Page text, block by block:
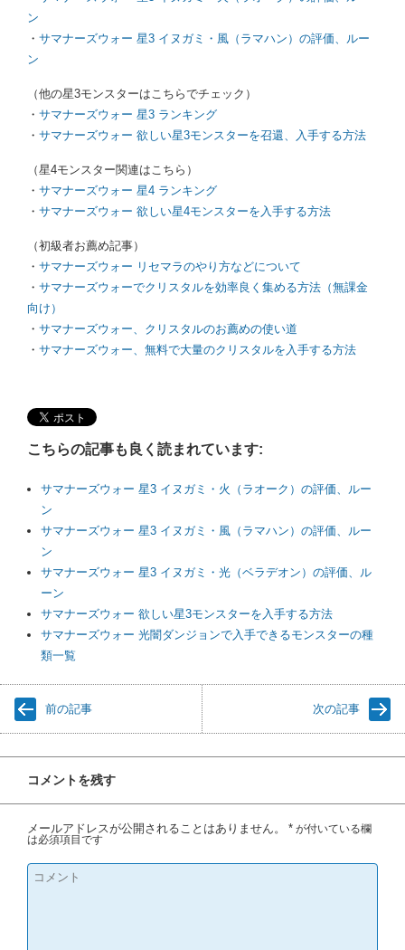
ン
・ サマナーズウォー 星3 イヌガミ・風（ラマハン）の評価、ルー
ン
（他の星3モンスターはこちらでチェック）
・ サマナーズウォー 星3 ランキング
・ サマナーズウォー 欲しい星3モンスターを召還、入手する方法
（星4モンスター関連はこちら）
・ サマナーズウォー 星4 ランキング
・ サマナーズウォー 欲しい星4モンスターを入手する方法
（初級者お薦め記事）
・ サマナーズウォー リセマラのやり方などについて
・ サマナーズウォーでクリスタルを効率良く集める方法（無課金
向け）
・ サマナーズウォー、クリスタルのお薦めの使い道
・ サマナーズウォー、無料で大量のクリスタルを入手する方法
こちらの記事も良く読まれています:
サマナーズウォー 星3 イヌガミ・火（ラオーク）の評価、ルー
ン
サマナーズウォー 星3 イヌガミ・風（ラマハン）の評価、ルー
ン
サマナーズウォー 星3 イヌガミ・光（ベラデオン）の評価、ル
ーン
サマナーズウォー 欲しい星3モンスターを入手する方法
サマナーズウォー 光闇ダンジョンで入手できるモンスターの種
類一覧
前の記事 次の記事
コメントを残す
メールアドレスが公開されることはありません。 * が付いている欄
は必須項目です